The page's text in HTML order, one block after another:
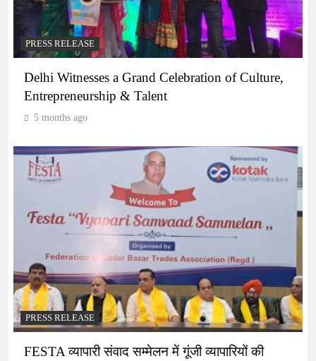
PRESS RELEASE
Delhi Witnesses a Grand Celebration of Culture,
Entrepreneurship & Talent
5 months ago
PRESS RELEASE
FESTA व्यापारी संवाद सम्मेलन में गूंजी व्यापारियों की